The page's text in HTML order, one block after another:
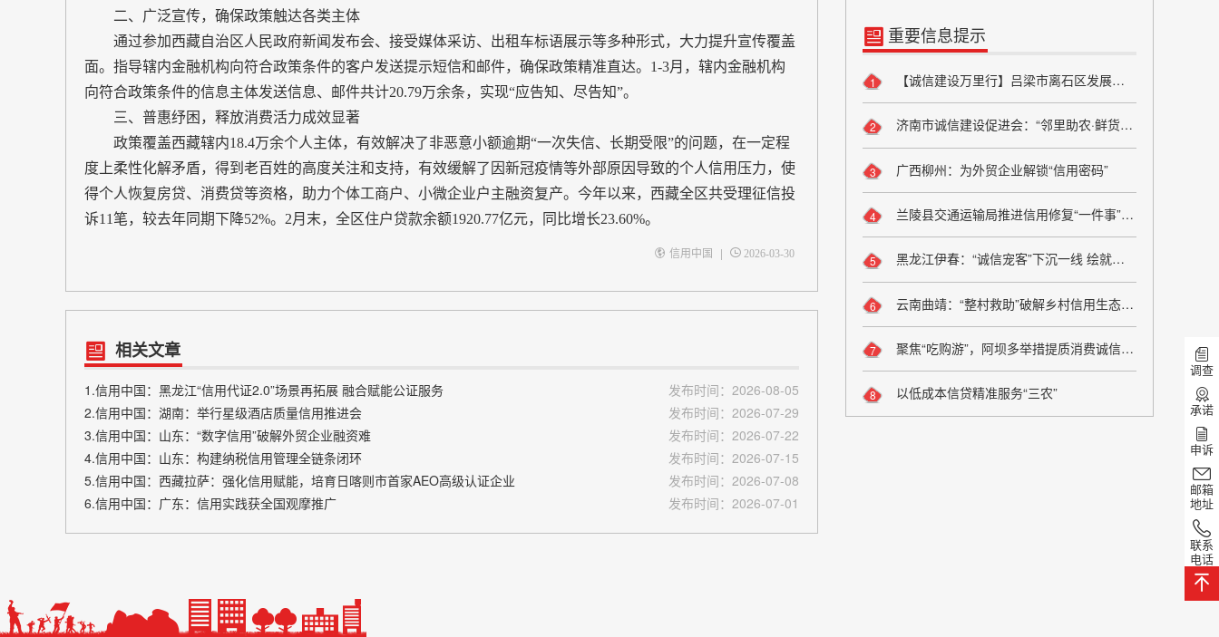
二、广泛宣传，确保政策触达各类主体
通过参加西藏自治区人民政府新闻发布会、接受媒体采访、出租车标语展示等多种形式，大力提升宣传覆盖
面。指导辖内金融机构向符合政策条件的客户发送提示短信和邮件，确保政策精准直达。1-3月，辖内金融机构
向符合政策条件的信息主体发送信息、邮件共计20.79万余条，实现“应告知、尽告知”。
三、普惠纾困，释放消费活力成效显著
政策覆盖西藏辖内18.4万余个人主体，有效解决了非恶意小额逾期“一次失信、长期受限”的问题，在一定程
度上柔性化解矛盾，得到老百姓的高度关注和支持，有效缓解了因新冠疫情等外部原因导致的个人信用压力，使
得个人恢复房贷、消费贷等资格，助力个体工商户、小微企业户主融资复产。今年以来，西藏全区共受理征信投
诉11笔，较去年同期下降52%。2月末，全区住户贷款余额1920.77亿元，同比增长23.60%。
信用中国 | 2026-03-30
相关文章
1.信用中国：黑龙江“信用代证2.0”场景再拓展 融合赋能公证服务
发布时间：2026-08-05
2.信用中国：湖南：举行星级酒店质量信用推进会
发布时间：2026-07-29
3.信用中国：山东：“数字信用”破解外贸企业融资难
发布时间：2026-07-22
4.信用中国：山东：构建纳税信用管理全链条闭环
发布时间：2026-07-15
5.信用中国：西藏拉萨：强化信用赋能，培育日喀则市首家AEO高级认证企业
发布时间：2026-07-08
6.信用中国：广东：信用实践获全国观摩推广
发布时间：2026-07-01
重要信息提示
【诚信建设万里行】吕梁市离石区发展和改革局严守粮食安全底线 弘扬粮食行业诚信风尚
1
济南市诚信建设促进会：“邻里助农·鲜货进社区”座谈会成功举办 搭建“田间到餐桌”直供桥梁
2
广西柳州：为外贸企业解锁“信用密码”
3
兰陵县交通运输局推进信用修复“一件事”改革
4
黑龙江伊春：“诚信宠客”下沉一线 绘就旅游服务新图景
5
云南曲靖：“整村救助”破解乡村信用生态修复难题
6
聚焦“吃购游”，阿坝多举措提质消费诚信维权
7
以低成本信贷精准服务“三农”
8
调查
承诺
申诉
邮箱
地址
联系
电话